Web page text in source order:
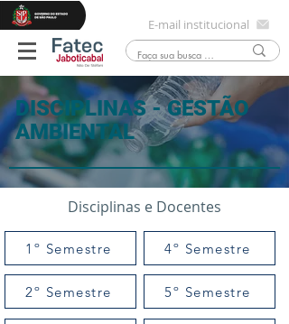
E-mail institucional
DISCIPLINAS - GESTÃO
AMBIENTAL
Disciplinas e Docentes
1º Semestre 4º Semestre
2º Semestre 5º Semestre